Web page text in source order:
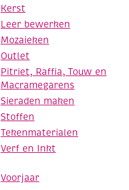
Kerst
Leer bewerken
Mozaieken
Outlet
Pitriet, Raffia, Touw en
Macramegarens
Sieraden maken
Stoffen
Tekenmaterialen
Verf en Inkt
Voorjaar